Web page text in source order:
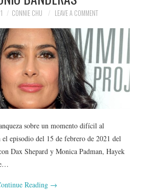
CONNIE CHU LEAVE A COMMENT
sobre un momento difícil al
episodio del 15 de febrero de 2021 del
Dax Shepard y Monica Padman, Hayek
Reading →